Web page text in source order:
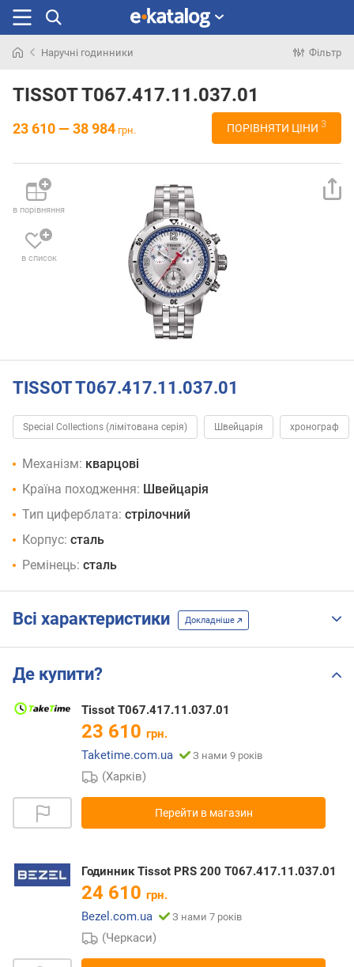
раніше
Наручні годинники Фільтр
TISSOT T067.417.11.037.01
23 610 — 38 984 грн. ПОРІВНЯТИ ЦІНИ 3
в порівняння
в список
TISSOT T067.417.11.037.01
Special Collections (лімітована серія) Швейцарія хронограф
Механізм: кварцові
Країна походження: Швейцарія
Тип циферблата: стрілочний
Корпус: сталь
Ремінець: сталь
Всі характеристики Докладніше
Де купити?
Tissot T067.417.11.037.01
23 610 грн.
Taketime.com.ua
З нами 9 років
(Харків)
Перейти в магазин
Годинник Tissot PRS 200 T067.417.11.037.01
24 610 грн.
Bezel.com.ua
З нами 7 років
(Черкаси)